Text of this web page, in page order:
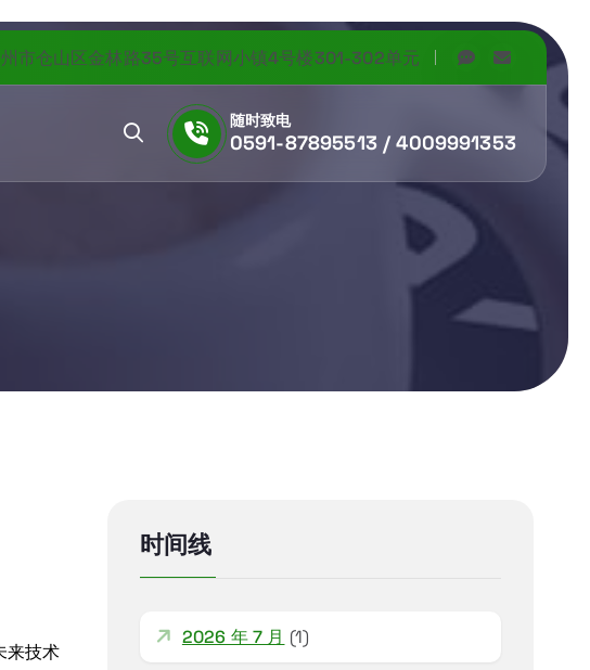
市仓山区金林路35号互联网小镇4号楼301-302单元
随时致电
0591-87895513 / 4009991353
来技术
时间线
2026 年 7 月 (1)